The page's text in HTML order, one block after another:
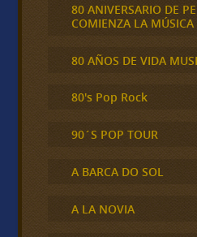
80 ANIVERSARIO DE
COMIENZA LA
80 AÑOS DE VIDA
80's Pop Rock
90´S POP TOUR
A BARCA DO SOL
A LA NOVIA